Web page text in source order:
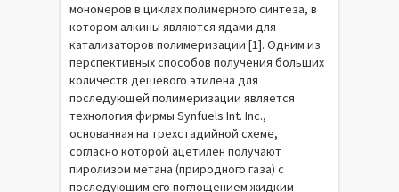
мономеров в циклах полимерного синтеза, в
котором алкины являются ядами для
катализаторов полимеризации [1]. Одним из
перспективных способов получения больших
количеств дешевого этилена для
последующей полимеризации является
технология фирмы Synfuels Int. Inc.,
основанная на трехстадийной схеме,
согласно которой ацетилен получают
пиролизом метана (природного газа) с
последующим его поглощением жидким